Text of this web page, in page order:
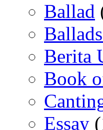
Ballad
Berita
Book
Essay